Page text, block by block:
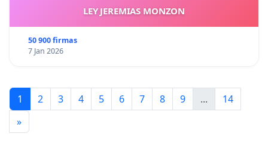
LEY JEREMIAS MONZON
50 900 firmas
7 Jan 2026
1 2 3 4 5 6 7 8 9 ...
14
»